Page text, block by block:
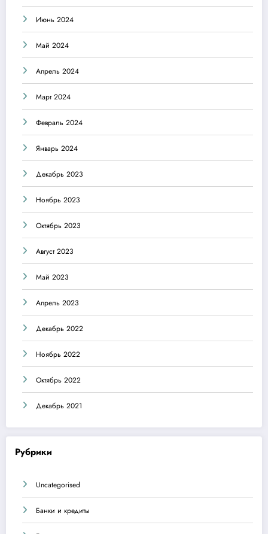
Июнь 2024
Май 2024
Апрель 2024
Март 2024
Февраль 2024
Январь 2024
Декабрь 2023
Ноябрь 2023
Октябрь 2023
Август 2023
Май 2023
Апрель 2023
Декабрь 2022
Ноябрь 2022
Октябрь 2022
Декабрь 2021
Рубрики
Uncategorised
Банки и кредиты